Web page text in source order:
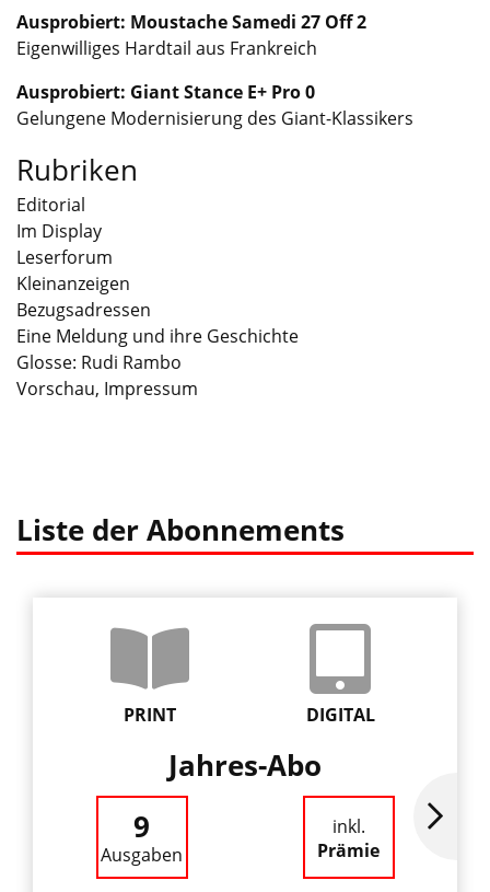
Ausprobiert: Moustache Samedi 27 Off 2
Eigenwilliges Hardtail aus Frankreich
Ausprobiert: Giant Stance E+ Pro 0
Gelungene Modernisierung des Giant-Klassikers
Rubriken
Editorial
Im Display
Leserforum
Kleinanzeigen
Bezugsadressen
Eine Meldung und ihre Geschichte
Glosse: Rudi Rambo
Vorschau, Impressum
Liste der Abonnements
PRINT DIGITAL
Jahres-Abo
9
Ausgaben
inkl.
Prämie